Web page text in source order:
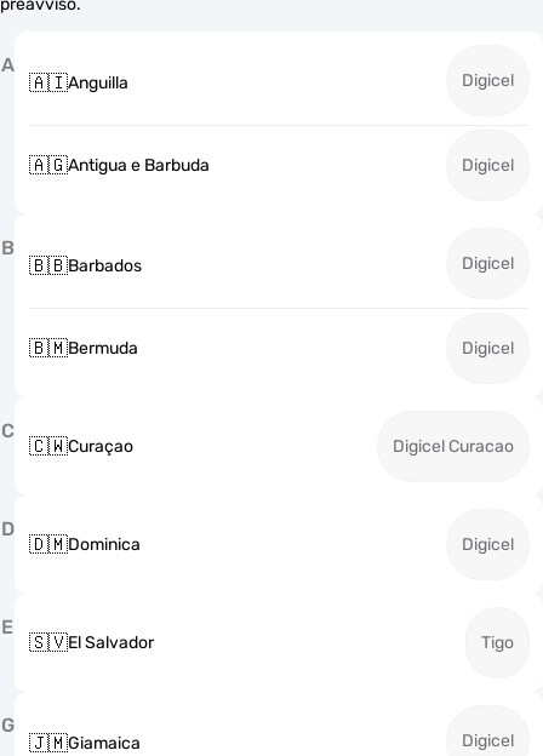
preavviso.
A
🇦🇮Anguilla Digicel
🇦🇬Antigua e Barbuda Digicel
B
🇧🇧Barbados Digicel
🇧🇲Bermuda Digicel
C
🇨🇼Curaçao Digicel Curacao
D
🇩🇲Dominica Digicel
E
🇸🇻El Salvador Tigo
G
🇯🇲Giamaica Digicel